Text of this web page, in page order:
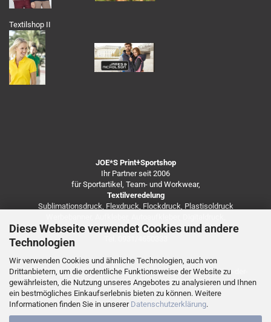
Diese Webseite verwendet Cookies und andere
Technologien
Wir verwenden Cookies und ähnliche Technologien, auch von
Drittanbietern, um die ordentliche Funktionsweise der Website zu
gewährleisten, die Nutzung unseres Angebotes zu analysieren und Ihnen
ein bestmögliches Einkaufserlebnis bieten zu können. Weitere
Informationen finden Sie in unserer Datenschutzerklärung.
Textilshop II
JOE*S Print+Sportshop
Ihr Partner seit 2006
für Sportartikel, Team- und Workwear,
Textilveredelung
Sublimationsdruck, Flexdruck, Flockdruck, Plastisoldruck
Besticken von Arbeitsbekleidung u.v.m.
https://de.freepik.com/fotos-kostenlos/coronavirus-infektion-der-
vorderansicht-mit-speicherplatz_7248138.htm